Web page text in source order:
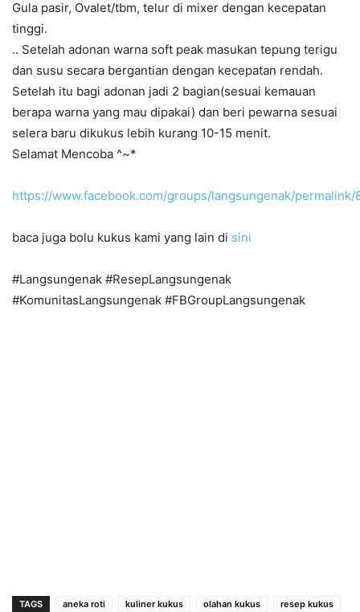
Gula pasir, Ovalet/tbm, telur di mixer dengan kecepatan
tinggi.
.. Setelah adonan warna soft peak masukan tepung terigu
dan susu secara bergantian dengan kecepatan rendah.
Setelah itu bagi adonan jadi 2 bagian(sesuai kemauan
berapa warna yang mau dipakai) dan beri pewarna sesuai
selera baru dikukus lebih kurang 10-15 menit.
Selamat Mencoba ^~*
https://www.facebook.com/groups/langsungenak/permalink/
baca juga bolu kukus kami yang lain di sini
#Langsungenak #ResepLangsungenak
#KomunitasLangsungenak #FBGroupLangsungenak
TAGS aneka roti kuliner kukus olahan kukus
resep kukus